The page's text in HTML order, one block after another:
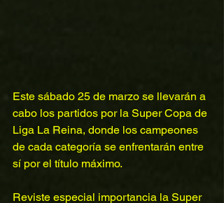
Este sábado 25 de marzo se llevarán a
cabo los partidos por la Super Copa de
Liga La Reina, donde los campeones
de cada categoría se enfrentarán entre
sí por el título máximo.
Reviste especial importancia la Super